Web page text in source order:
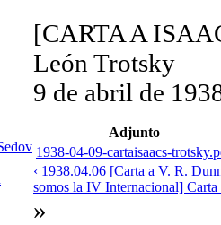
[CARTA A
León Trotsky
9 de abril de
Adjunto
1938-04-09-cartaisaacs-
‹ 1938.04.06 [Carta a V. R.
somos la IV Internacional] Carta
»